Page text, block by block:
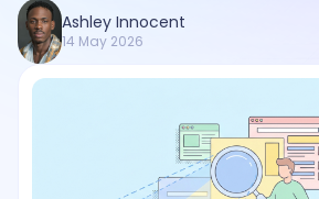
Ashley Innocent
14 May 2026